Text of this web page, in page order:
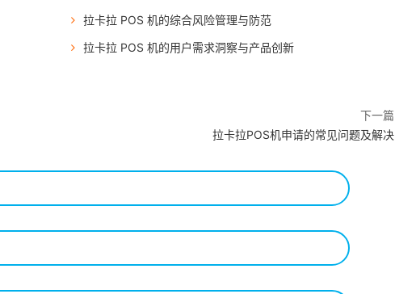
拉卡拉 POS 机的综合风险管理与防范
拉卡拉 POS 机的用户需求洞察与产品创新
下一篇
拉卡拉POS机申请的常见问题及解决